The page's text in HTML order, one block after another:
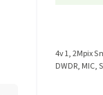
4v1, 2Mpix
DWDR, MIC,